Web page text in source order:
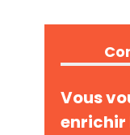
Vous
enrichir